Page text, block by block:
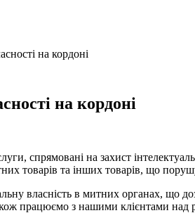
на кордоні
на кордоні
спрямовані на захист
товарів та інших товарів, що
власність в митних органах, що
працюємо з нашими клієнтами над